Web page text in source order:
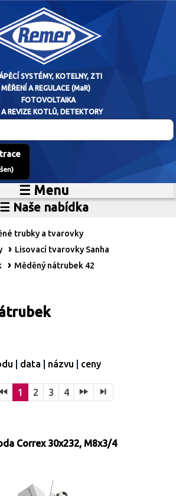
☰ Menu
☰ Naše nabídka
páry
trubky a tvarovky
Lisovací tvarovky Sanha
Měděný nátrubek 42
data názvu ceny
1 2 3 4
Correx 30x232, M8x3/4